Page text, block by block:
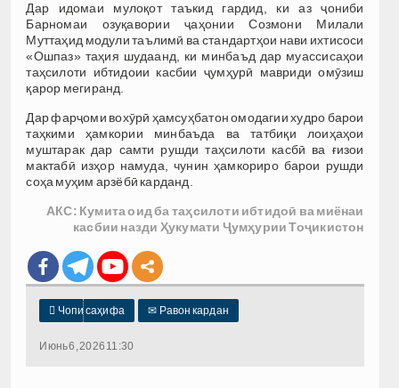
Дар идомаи мулоқот таъкид гардид, ки аз ҷониби
Барномаи озуқавории ҷаҳонии Созмони Милали
Муттаҳид модули таълимӣ ва стандартҳои нави ихтисоси
«Ошпаз» таҳия шудаанд, ки минбаъд дар муассисаҳои
таҳсилоти ибтидоии касбии ҷумҳурӣ мавриди омӯзиш
қарор мегиранд.
Дар фарҷоми вохӯрӣ ҳамсуҳбатон омодагии худро барои
таҳкими ҳамкории минбаъда ва татбиқи лоиҳаҳои
муштарак дар самти рушди таҳсилоти касбӣ ва ғизои
мактабӣ изҳор намуда, чунин ҳамкориро барои рушди
соҳа муҳим арзёбӣ карданд.
АКС: Кумита оид ба таҳсилоти ибтидоӣ ва миёнаи
касбии назди Ҳукумати Ҷумҳурии Тоҷикистон
 Чопи саҳифа ✉ Равон кардан
Июнь 6, 2026 11:30